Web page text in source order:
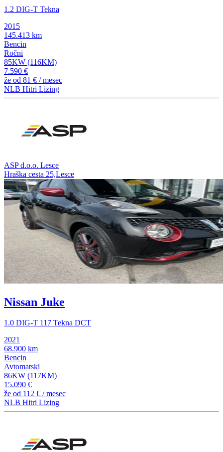
1.2 DIG-T Tekna
2015
145.413 km
Bencin
Ročni
85KW (116KM)
7.590 €
že od 81 € / mesec
NLB Hitri Lizing
ASP d.o.o. Lesce
Hraška cesta 25,Lesce
Nissan Juke
1.0 DIG-T 117 Tekna DCT
2021
68.900 km
Bencin
Avtomatski
86KW (117KM)
15.090 €
že od 112 € / mesec
NLB Hitri Lizing